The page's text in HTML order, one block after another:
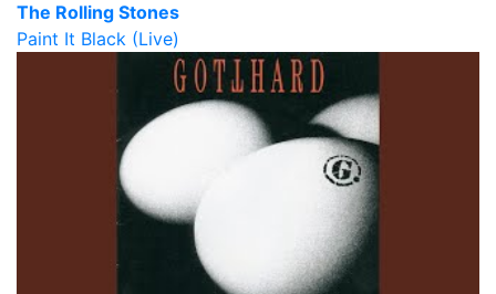
The Rolling Stones
Paint It Black (Live)